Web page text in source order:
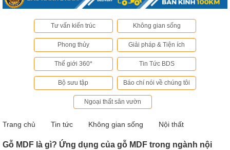
Nội
Thất
sách
Nội
Tư vấn kiến trúc Không gian sống
Phong thủy Giải pháp & Tiện ích
Thế giới 360* Tin Tức BDS
Bộ sưu tập Báo chí nói về chúng tôi
Ngoại thất sân vườn
Trang chủ Tin tức Không gian sống Nội thất
Gỗ MDF là gì? Ứng dụng của gỗ MDF trong ngành nội